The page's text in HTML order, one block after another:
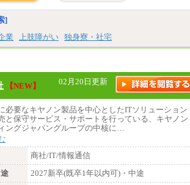
5）
※3…愛知県、静岡県
※4…北海道、宮城県、栃木県、群馬県、長
野県、新潟県、富山県、石川県、岡山県、広
島県、山口県、香川県、福岡県
※5…青森県、鳥取県、島根県、愛媛県、高
知県、大分県、長崎県、熊本県、宮崎県、鹿
児島県、沖縄県、福島県、山形県
・月給には一律地域手当を含んだ金額を表示
00円、※3…28,000円、※4…25,000円、※
5…23,000円）
・試用期間中も給与変更なし
]
業 上肢障がい 独身寮・社宅
【NEW】 02月20日更新
必要なキヤノン製品を中心としたITソリューション
と保守サービス・サポートを行っている、キヤノン
ングジャパングループの中核に…
商社/IT/情報通信
2027新卒(既卒1年以内可)・中途